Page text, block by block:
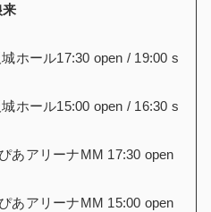
ホール17:30 open / 19:00 s
ホール15:00 open / 16:30 s
あアリーナMM 17:30 open
あアリーナMM 15:00 open